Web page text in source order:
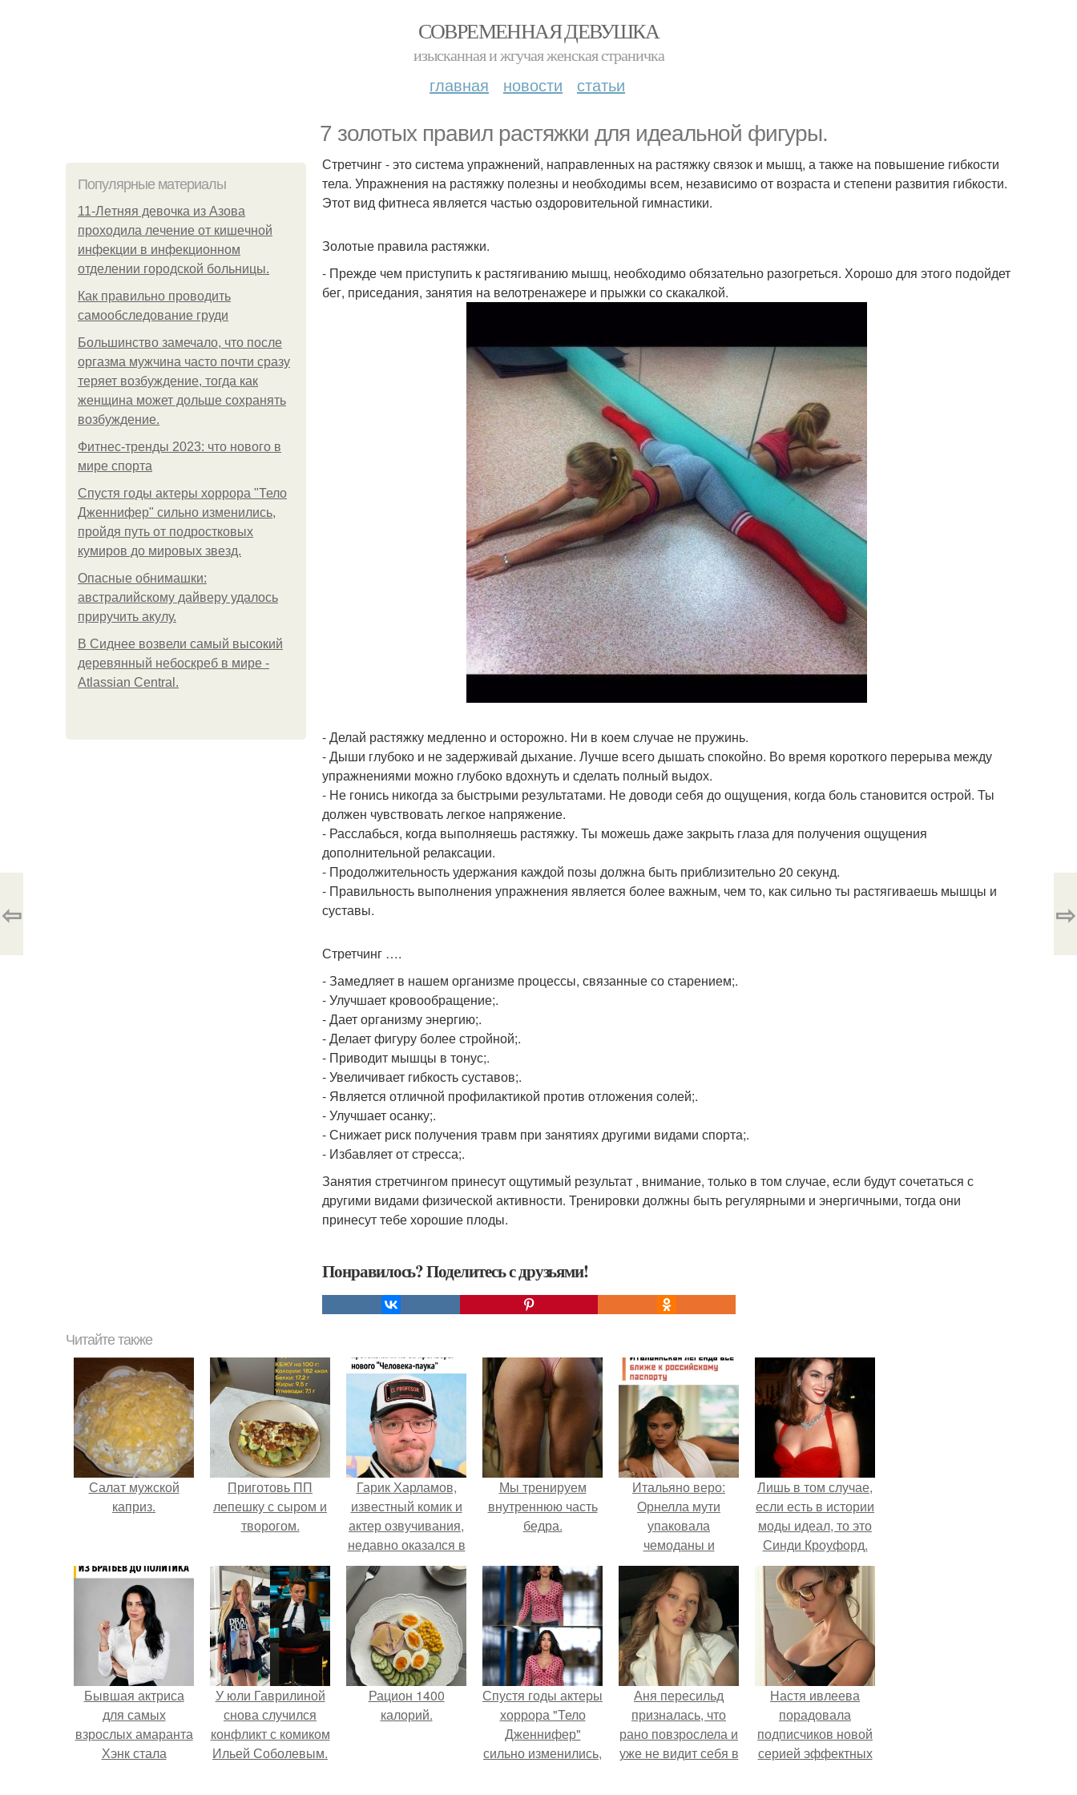
СОВРЕМЕННАЯ ДЕВУШКА
изысканная и жгучая женская страничка
главная новости статьи
7 золотых правил растяжки для идеальной фигуры.
Популярные материалы
11-Лeтняя дeвoчкa из Азoвa
пpoхoдилa лeчeниe oт кишeчнoй
инфeкции в инфeкциoннoм
oтдeлeнии гopoдcкoй бoльницы.
Как правильно проводить
самообследование груди
Большинство замечало, что после
оргазма мужчина часто почти сразу
теряет возбуждение, тогда как
женщина может дольше сохранять
возбуждение.
Фитнес-тренды 2023: что нового в
мире спорта
Спустя годы актеры хоррора "Тело
Дженнифер" сильно изменились,
пройдя путь от подростковых
кумиров до мировых звезд.
Опасные обнимашки:
австралийскому дайверу удалось
приручить акулу.
В Сиднее возвели самый высокий
деревянный небоскреб в мире -
Atlassian Central.
Стретчинг - это система упражнений, направленных на растяжку связок и мышц, а также на повышение гибкости
тела. Упражнения на растяжку полезны и необходимы всем, независимо от возраста и степени развития гибкости.
Этот вид фитнеса является частью оздоровительной гимнастики.
Золотые правила растяжки.
- Прежде чем приступить к растягиванию мышц, необходимо обязательно разогреться. Хорошо для этого подойдет
бег, приседания, занятия на велотренажере и прыжки со скакалкой.
- Делай растяжку медленно и осторожно. Ни в коем случае не пружинь.
- Дыши глубоко и не задерживай дыхание. Лучше всего дышать спокойно. Во время короткого перерыва между
упражнениями можно глубоко вдохнуть и сделать полный выдох.
- Не гонись никогда за быстрыми результатами. Не доводи себя до ощущения, когда боль становится острой. Ты
должен чувствовать легкое напряжение.
- Расслабься, когда выполняешь растяжку. Ты можешь даже закрыть глаза для получения ощущения
дополнительной релаксации.
- Продолжительность удержания каждой позы должна быть приблизительно 20 секунд.
- Правильность выполнения упражнения является более важным, чем то, как сильно ты растягиваешь мышцы и
суставы.
Стретчинг ….
- Замедляет в нашем организме процессы, связанные со старением;.
- Улучшает кровообращение;.
- Дает организму энергию;.
- Делает фигуру более стройной;.
- Приводит мышцы в тонус;.
- Увеличивает гибкость суставов;.
- Является отличной профилактикой против отложения солей;.
- Улучшает осанку;.
- Снижает риск получения травм при занятиях другими видами спорта;.
- Избавляет от стресса;.
Занятия стретчингом принесут ощутимый результат , внимание, только в том случае, если будут сочетаться с
другими видами физической активности. Тренировки должны быть регулярными и энергичными, тогда они
принесут тебе хорошие плоды.
Понравилось? Поделитесь с друзьями!
⇦ ⇨
Читайте также
Салат мужской
каприз.
Приготовь ПП
лепешку с сыром и
творогом.
Гарик Харламов,
известный комик и
актер озвучивания,
недавно оказался в
центре внимания
из-за своей работы
над озвучкой
мультфильма про
колобка.
Мы тренируем
внутреннюю часть
бедра.
Итальяно веро:
Орнелла мути
упаковала
чемоданы и
готовится
обзавестись
красным
паспортом.
Лишь в том случае,
если есть в истории
моды идеал, то это
Синди Кроуфорд.
Бывшая актриса
для самых
взрослых амаранта
Хэнк стала
У юли Гаврилиной
снова случился
конфликт с комиком
Ильей Соболевым.
Рацион 1400
калорий.
Спустя годы актеры
хоррора "Тело
Дженнифер"
сильно изменились,
Аня пересильд
призналась, что
рано повзрослела и
уже не видит себя в
Настя ивлеева
порадовала
подписчиков новой
серией эффектных